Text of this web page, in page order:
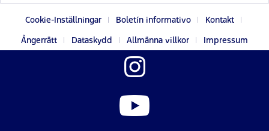
Cookie-Inställningar Boletín informativo
Kontakt
Ångerrätt
Dataskydd Allmänna villkor Impressum